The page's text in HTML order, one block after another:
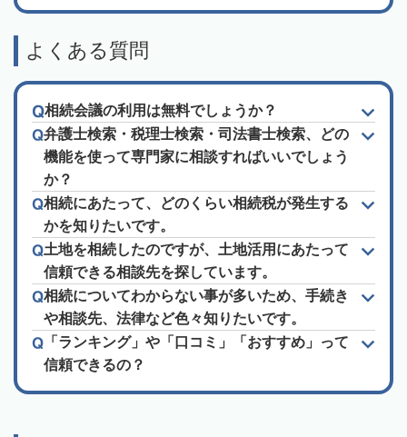
よくある質問
相続会議の利用は無料でしょうか？
弁護士検索・税理士検索・司法書士検索、どの
機能を使って専門家に相談すればいいでしょう
か？
相続にあたって、どのくらい相続税が発生する
かを知りたいです。
土地を相続したのですが、土地活用にあたって
信頼できる相談先を探しています。
相続についてわからない事が多いため、手続き
や相談先、法律など色々知りたいです。
「ランキング」や「口コミ」「おすすめ」って
信頼できるの？